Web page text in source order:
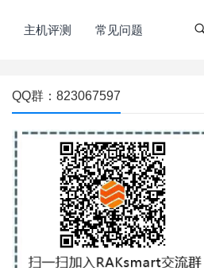
主机评测 常见问题
QQ群：823067597